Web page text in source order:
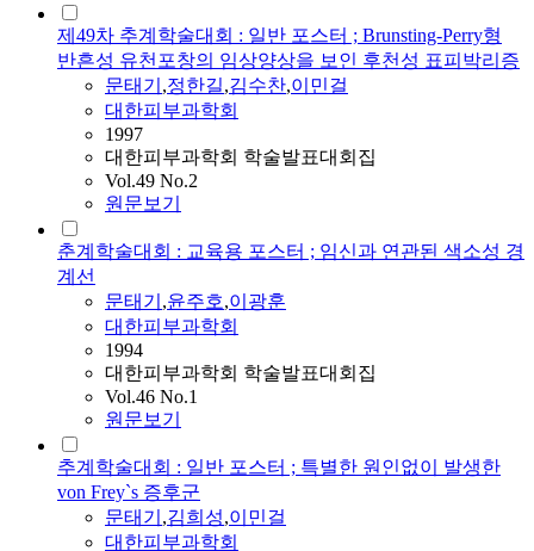
제49차 추계학술대회 : 일반 포스터 ; Brunsting-Perry형
반흔성 유천포창의 임상양상을 보인 후천성 표피박리증
문태기 ,정한길,김수찬,이민걸
대한피부과학회
1997
대한피부과학회 학술발표대회집
Vol.49 No.2
원문보기
춘계학술대회 : 교육용 포스터 ; 임신과 연관된 색소성 경
계선
문태기 ,윤주호,이광훈
대한피부과학회
1994
대한피부과학회 학술발표대회집
Vol.46 No.1
원문보기
추계학술대회 : 일반 포스터 ; 특별한 원인없이 발생한
von Frey`s 증후군
문태기 ,김희성,이민걸
대한피부과학회